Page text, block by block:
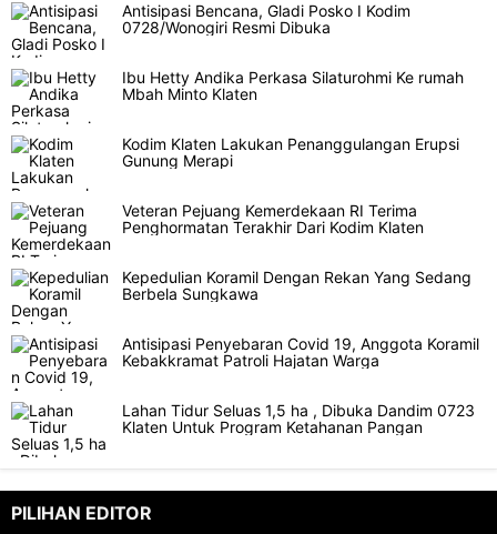
Antisipasi Bencana, Gladi Posko I Kodim
0728/Wonogiri Resmi Dibuka
Ibu Hetty Andika Perkasa Silaturohmi Ke rumah
Mbah Minto Klaten
Kodim Klaten Lakukan Penanggulangan Erupsi
Gunung Merapi
Veteran Pejuang Kemerdekaan RI Terima
Penghormatan Terakhir Dari Kodim Klaten
Kepedulian Koramil Dengan Rekan Yang Sedang
Berbela Sungkawa
Antisipasi Penyebaran Covid 19, Anggota Koramil
Kebakkramat Patroli Hajatan Warga
Lahan Tidur Seluas 1,5 ha , Dibuka Dandim 0723
Klaten Untuk Program Ketahanan Pangan
PILIHAN EDITOR